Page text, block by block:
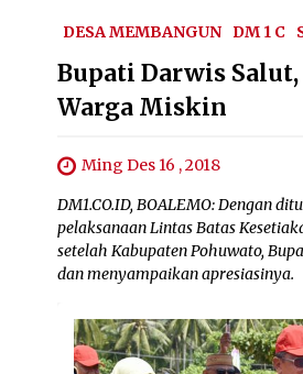
DESA MEMBANGUN DM 1 C
Bupati Darwis
Warga Miskin
Ming Des 16 , 2018
DM1.CO.ID, BOALEMO: Dengan
pelaksanaan Lintas Batas
setelah Kabupaten Pohuwato,
dan menyampaikan apresiasinya.